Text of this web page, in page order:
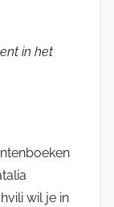
in het
wil je in